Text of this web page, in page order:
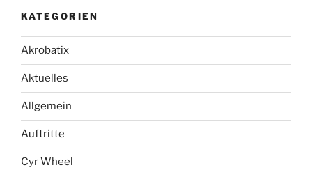
KATEGORIEN
Akrobatix
Aktuelles
Allgemein
Auftritte
Cyr Wheel